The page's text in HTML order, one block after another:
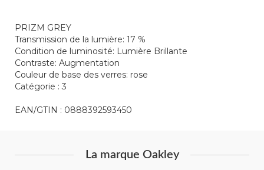
PRIZM GREY
Transmission de la lumière: 17 %
Condition de luminosité: Lumière Brillante
Contraste: Augmentation
Couleur de base des verres: rose
Catégorie : 3
EAN/GTIN : 0888392593450
La marque Oakley